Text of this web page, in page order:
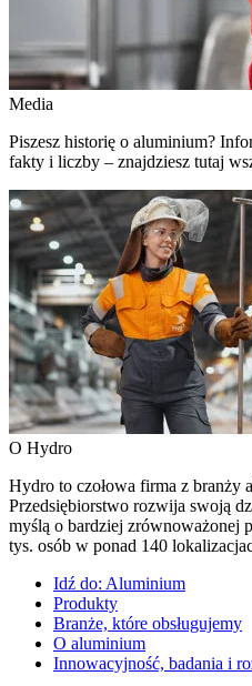
Media
Piszesz historię o aluminium?
fakty i liczby – znajdziesz tutaj
O Hydro
Hydro to czołowa firma z branży
Przedsiębiorstwo rozwija swoją
myślą o bardziej zrównoważonej
tys. osób w ponad 140
Idź do: Aluminium
Produkty
Branże, które obsługujemy
O aluminium
Innowacyjność, badania i